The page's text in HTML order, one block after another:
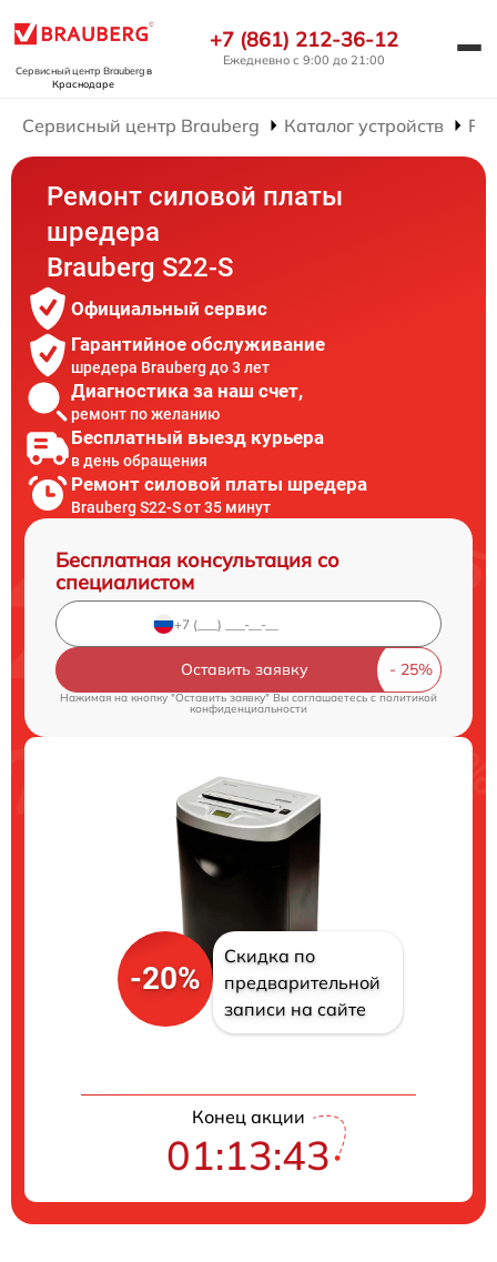
Сервисный центр Braubergв
Краснодаре
+7 (861) 212-36-12
Ежедневно с 9:00 до 21:00
Сервисный центр Brauberg Каталог устройств
Ремонт силовой платы
шредера
Brauberg S22-S
Официальный сервис
Гарантийное обслуживание
шредера Brauberg до 3 лет
Диагностика за наш счет,
ремонт по желанию
Бесплатный выезд курьера
в день обращения
Ремонт силовой платы шредера
Brauberg S22-S от 35 минут
Бесплатная консультация со
специалистом
Оставить заявку
Нажимая на кнопку "Оставить заявку" Вы соглашаетесь c политикой
конфиденциальности
-20%
Скидка по
предварительной
записи на сайте
Конец акции
01:13:42